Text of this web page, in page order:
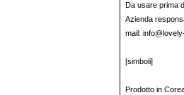
Da usare prima
Azienda
mail:
[simboli]
Prodotto in